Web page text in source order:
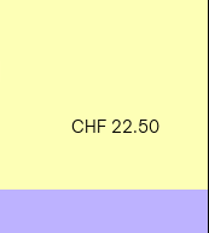
CHF 22.50